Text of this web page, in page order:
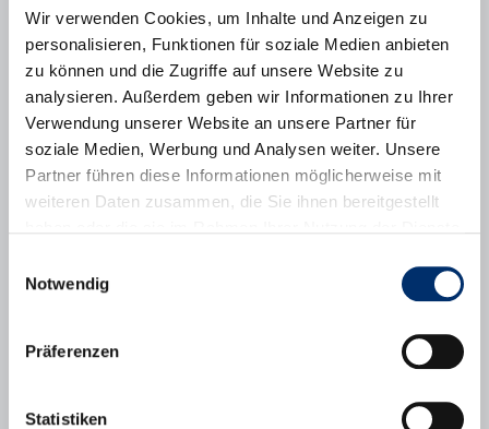
Wir verwenden Cookies, um Inhalte und Anzeigen zu
personalisieren, Funktionen für soziale Medien anbieten
zu können und die Zugriffe auf unsere Website zu
analysieren. Außerdem geben wir Informationen zu Ihrer
Verwendung unserer Website an unsere Partner für
soziale Medien, Werbung und Analysen weiter. Unsere
Partner führen diese Informationen möglicherweise mit
weiteren Daten zusammen, die Sie ihnen bereitgestellt
Notwendig
Präferenzen
Statistiken
Behindertenbeirat, Jugendbeirat,
Sitzungen der Beiräte statt. Informieren